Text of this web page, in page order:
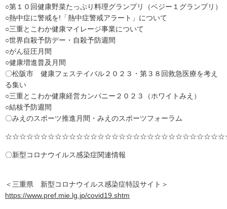
○第１０回健康野菜たっぷり料理グランプリ（ベジー１グランプリ）
○熱中症に警戒を!「熱中症警戒アラート」について
○三重とこわか健康マイレージ事業について
○世界自殺予防デー・自殺予防週間
○がん征圧月間
○健康増進普及月間
〇松阪市 健康フェステイバル２０２３・第３８回救急医療を考え
る集い
○三重とこわか健康経営カンパニー２０２３（ホワイトみえ）
○結核予防週間
〇みえのスポーツ推進月間・みえのスポーツフォーラム
〇新型コロナウイルス感染症関連情報
＜三重県 新型コロナウイルス感染症特設サイト＞
https://www.pref.mie.lg.jp/covid19.shtm